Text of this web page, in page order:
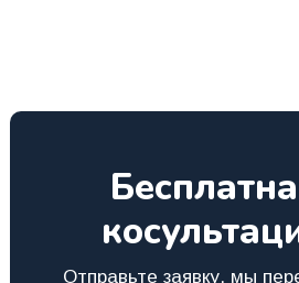
Отправьте заявку, мы